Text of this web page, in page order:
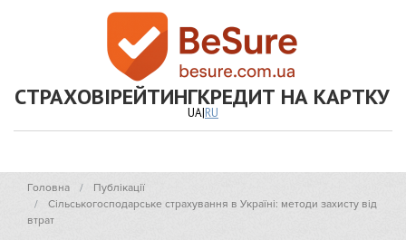
СТРАХОВІРЕЙТИНГКРЕДИТ НА КАРТКУ
UA|RU
Головна
Публікації
Сільськогосподарське страхування в Україні: методи захисту від
втрат